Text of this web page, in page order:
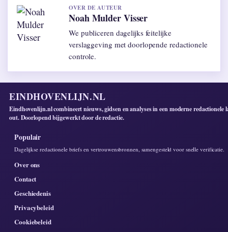
OVER DE AUTEUR
Noah Mulder Visser
We publiceren dagelijks feitelijke
verslaggeving met doorlopende redactionele
controle.
EINDHOVENLIJN.NL
Eindhovenlijn.nl combineert nieuws, gidsen en analyses in een moderne redactionele
out. Doorlopend bijgewerkt door de redactie.
Populair
Dagelijkse redactionele briefs en vertrouwensbronnen, samengesteld voor snelle verificatie.
Over ons
Contact
Geschiedenis
Privacybeleid
Cookiebeleid